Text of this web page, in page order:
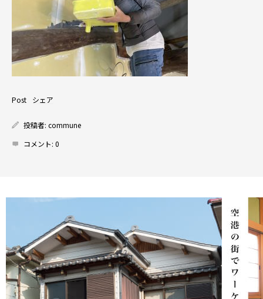
Post シェア
投稿者: commune
コメント: 0